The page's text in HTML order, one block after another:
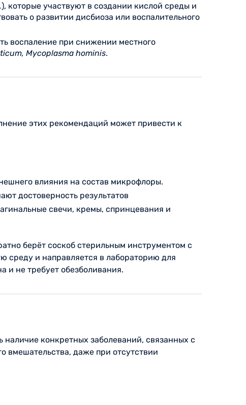
), которые участвуют в создании кислой среды и
о развитии дисбиоза или воспалительного
воспаление при снижении местного
Mycoplasma hominis.
этих рекомендаций может привести к
влияния на состав микрофлоры.
достоверность результатов
свечи, кремы, спринцевания и
берёт соскоб стерильным инструментом с
среду и направляется в лабораторию для
и не требует обезболивания.
конкретных заболеваний, связанных с
вмешательства, даже при отсутствии